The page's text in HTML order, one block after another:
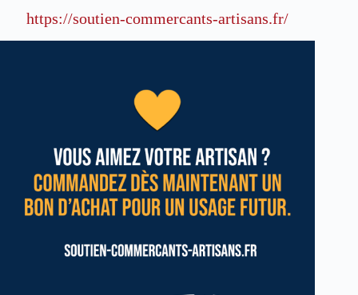
https://soutien-commercants-artisans.fr/